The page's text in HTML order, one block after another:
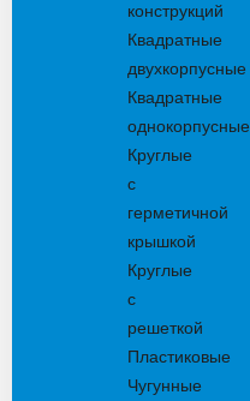
конструкций
Квадратные
двухкорпусные
Квадратные
однокорпусные
Круглые
с
герметичной
крышкой
Круглые
с
решеткой
Пластиковые
Чугунные